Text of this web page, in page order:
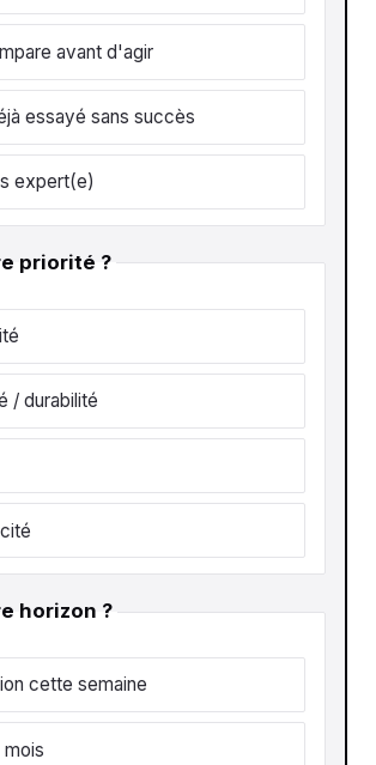
avant d'agir
essayé sans succès
expert(e)
priorité ?
/ durabilité
horizon ?
cette semaine
mois